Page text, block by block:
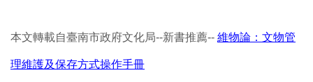
本文轉載自臺南市政府文化局--新書推薦-- 維物論：文物管
理維護及保存方式操作手冊